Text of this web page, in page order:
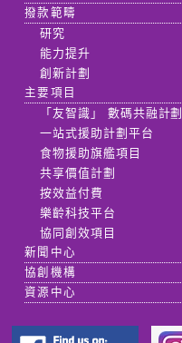
撥款範疇
研究
能力提升
創新計劃
主要項目
「友智識」 數碼共融計劃
一站式援助計劃平台
食物援助旗艦項目
共享價值計劃
按效益付費
樂齡科技平台
協同創效項目
新聞中心
協創機構
資源中心